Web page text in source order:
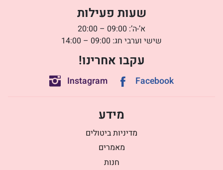
שעות פעילות
א’-ה’: 09:00 – 20:00
שישי וערבי חג: 09:00 – 14:00
עקבו אחרינו!
Facebook
Instagram
מידע
מדיניות ביטולים
מאמרים
חנות